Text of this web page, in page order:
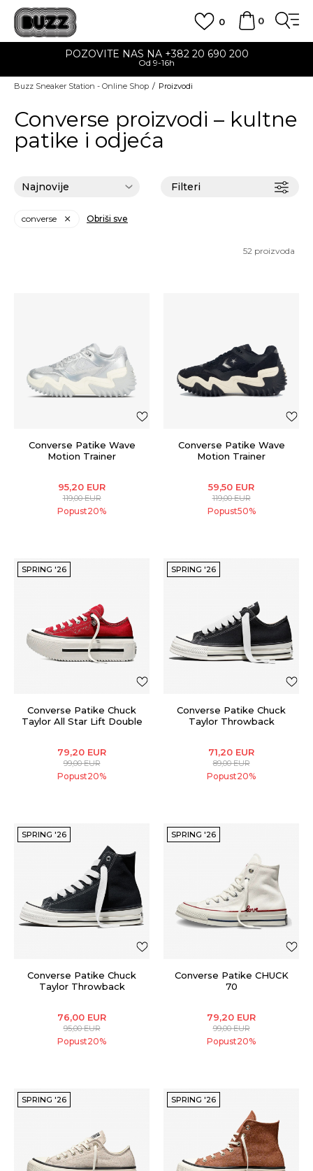
0
0
POZOVITE NAS NA +382 20 690 200
Od 9-16h
Buzz Sneaker Station - Online Shop Proizvodi
Converse proizvodi – kultne
patike i odjeća
Filteri
converse Obriši sve
52 proizvoda
Converse Patike Wave
Motion Trainer
95,20 EUR
119,00EUR
Popust20%
Converse Patike Wave
Motion Trainer
59,50 EUR
119,00EUR
Popust50%
SPRING '26
Converse Patike Chuck
Taylor All Star Lift Double
79,20 EUR
99,00EUR
Popust20%
SPRING '26
Converse Patike Chuck
Taylor Throwback
71,20 EUR
89,00EUR
Popust20%
SPRING '26
Converse Patike Chuck
Taylor Throwback
76,00 EUR
95,00EUR
Popust20%
SPRING '26
Converse Patike CHUCK
70
79,20 EUR
99,00EUR
Popust20%
SPRING '26 SPRING '26